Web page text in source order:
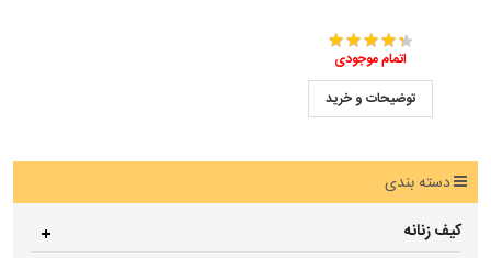
اتمام موجودی
توضیحات و خرید
دسته بندی
کیف زنانه